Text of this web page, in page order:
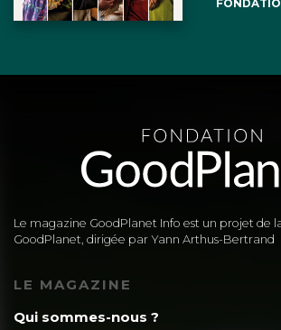
Le magazine GoodPlanet Info est un projet de
GoodPlanet, dirigée par Yann Arthus-Bertrand
LE MAGAZINE
Qui sommes-nous ?